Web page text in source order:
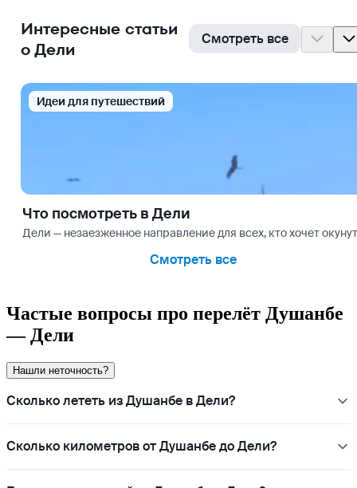
Интересные статьи
о Дели
Смотреть все
Идеи для путешествий
Что посмотреть в Дели
Дели — незаезженное направление для всех, кто хочет
Смотреть все
Частые вопросы про перелёт Душанбе
— Дели
Нашли неточность?
Сколько лететь из Душанбе в Дели?
Сколько километров от Душанбе до Дели?